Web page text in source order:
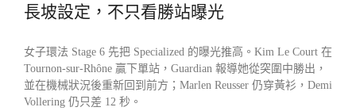
長坡設定，不只看勝站曝光
女子環法 Stage 6 先把 Specialized 的曝光推高。Kim Le Court 在
Tournon-sur-Rhône 贏下單站，Guardian 報導她從突圍中勝出，
並在機械狀況後重新回到前方；Marlen Reusser 仍穿黃衫，Demi
Vollering 仍只差 12 秒。